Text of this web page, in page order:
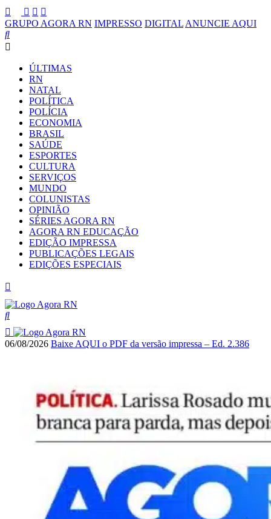
GRUPO AGORA RN IMPRESSO DIGITAL ANUNCIE AQUI
ÚLTIMAS
RN
NATAL
POLÍTICA
POLÍCIA
ECONOMIA
BRASIL
SAÚDE
ESPORTES
CULTURA
SERVIÇOS
MUNDO
COLUNISTAS
OPINIÃO
SÉRIES AGORA RN
AGORA RN EDUCAÇÃO
EDIÇÃO IMPRESSA
PUBLICAÇÕES LEGAIS
EDIÇÕES ESPECIAIS
06/08/2026 Baixe AQUI o PDF da versão impressa – Ed. 2.386